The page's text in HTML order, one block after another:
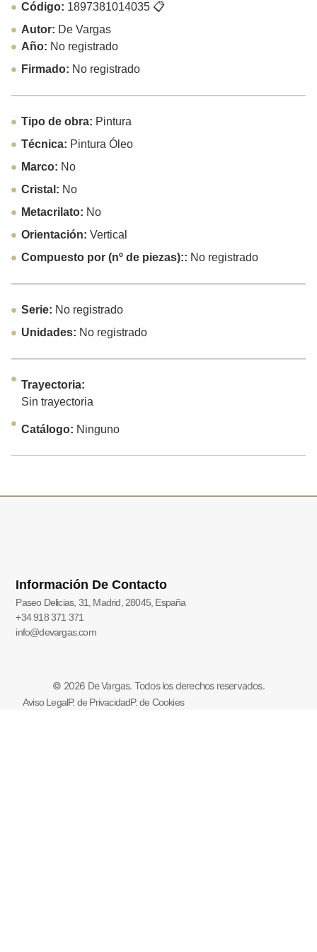
Código: 1897381014035📋
Autor: De Vargas
Año: No registrado
Firmado: No registrado
Tipo de obra: Pintura
Técnica: Pintura Óleo
Marco: No
Cristal: No
Metacrilato: No
Orientación: Vertical
Compuesto por (nº de piezas):: No registrado
Serie: No registrado
Unidades: No registrado
Trayectoria:
Sin trayectoria
Catálogo: Ninguno
Información De Contacto
Paseo Delicias, 31, Madrid, 28045, España
+34 918 371 371
info@devargas.com
© 2026 De Vargas. Todos los derechos reservados.
Aviso LegalP. de PrivacidadP. de Cookies